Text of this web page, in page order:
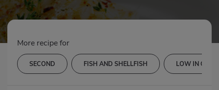
More recipe for
SECOND FISH AND SHELLFISH LOW IN